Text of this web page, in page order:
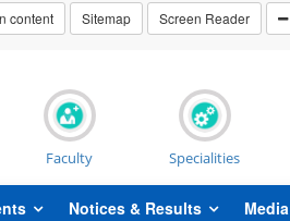
content Sitemap Screen Reader
Faculty Specialities
Notices & Results Media